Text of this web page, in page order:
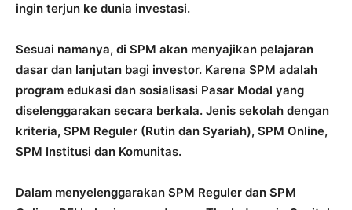
ingin terjun ke dunia investasi.
Sesuai namanya, di SPM akan menyajikan pelajaran
dasar dan lanjutan bagi investor. Karena SPM adalah
program edukasi dan sosialisasi Pasar Modal yang
diselenggarakan secara berkala. Jenis sekolah dengan
kriteria, SPM Reguler (Rutin dan Syariah), SPM Online,
SPM Institusi dan Komunitas.
Dalam menyelenggarakan SPM Reguler dan SPM